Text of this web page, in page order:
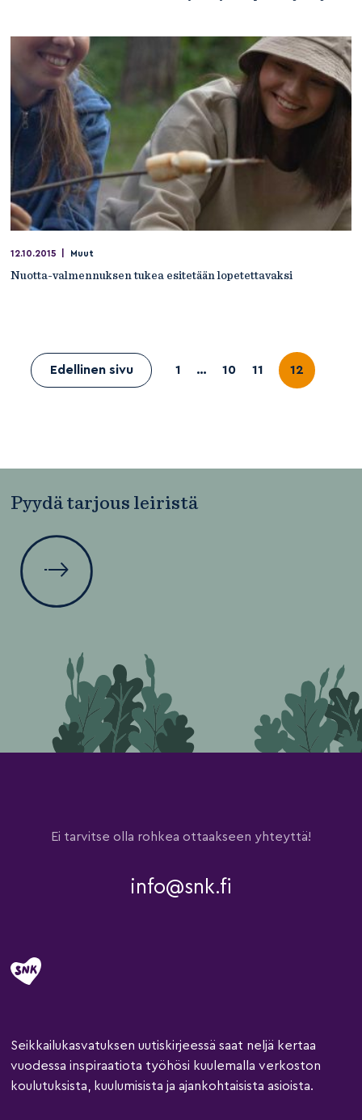
12.10.2015 Muut
Nuotta-valmennuksen tukea esitetään lopetettavaksi
Edellinen sivu 1 … 10 11 12
Pyydä tarjous leiristä
Ei tarvitse olla rohkea ottaakseen yhteyttä!
info@snk.fi
Seikkailukasvatuksen uutiskirjeessä saat neljä kertaa
vuodessa inspiraatiota työhösi kuulemalla verkoston
koulutuksista, kuulumisista ja ajankohtaisista asioista.